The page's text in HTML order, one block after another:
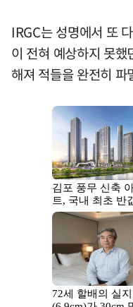
IRGC는 성명에서 또
이 전혀 예상하지 못
해져 적들을 완전히